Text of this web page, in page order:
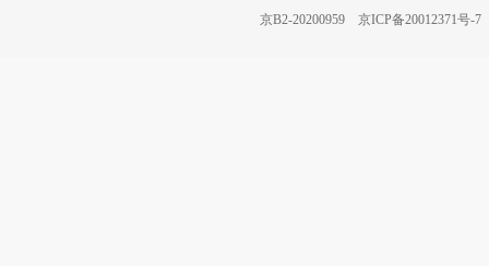
京B2-20200959
京ICP备20012371号-7